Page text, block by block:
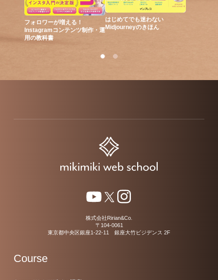
フォロワーが増える！
Instagramコンテンツ制作・運
用の教科書
はじめてでも迷わない
Midjourneyのきほん
株式会社Ririan&Co.
〒104-0061
東京都中央区銀座1-22-11 銀座大竹ビジデンス 2F
Course